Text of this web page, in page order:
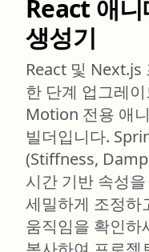
React 애
생성기
React 및 Next.js
한 단계 업그레
Motion 전용 애
빌더입니다.
(Stiffness,
시간 기반 속성
세밀하게 조정하
움직임을 확인하